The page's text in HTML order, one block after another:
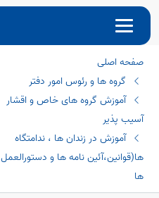
صفحه اصلی
گروه ها و رئوس امور دفتر
آموزش گروه های خاص و اقشار
آسیب پذیر
آموزش در زندان ها ، ندامتگاه
ها(قوانین،آئین نامه ها و دستورالعمل
ها